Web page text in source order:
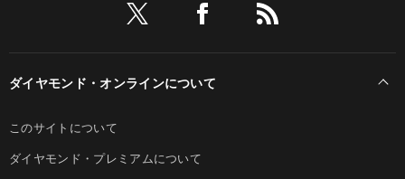
ダイヤモンド・オンラインについて
このサイトについて
ダイヤモンド・プレミアムについて